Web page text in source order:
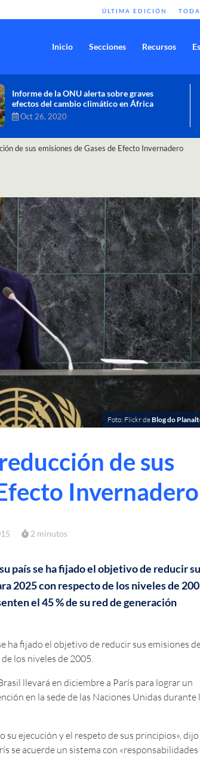
ÚLTIMA EDICIÓN
Inicio Secciones Recursos
Comisión de Alto Nivel de Cambio
Climático aprueba nueva ambición
climática del Perú
Dic 16, 2020
de sus emisiones de Gases de Efecto Invernadero
Foto: Flickr deBlog do
de sus
Invernadero
2 minutos
país se ha fijado el objetivo de reducir
2025 con respecto de los niveles de
el 45 % de su red de generación
ha fijado el objetivo de reducir sus emisiones
los niveles de 2005.
llevará en diciembre a París para lograr un
en la sede de las Naciones Unidas durante
ejecución y el respeto de sus principios», dijo
se acuerde un sistema con «responsabilidades